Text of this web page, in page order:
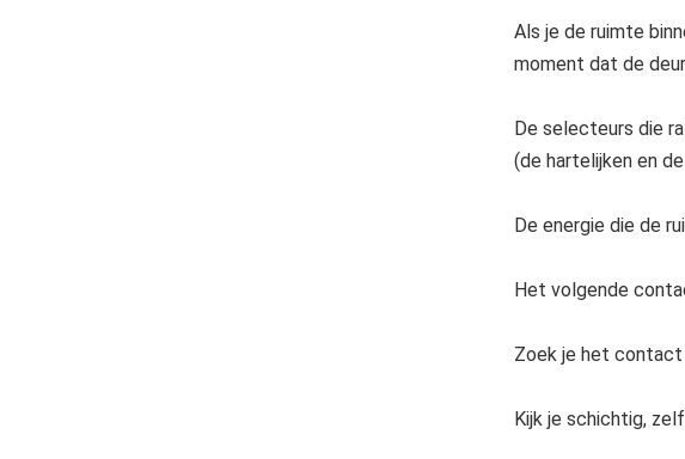
Als je de ruimte
moment dat de
De selecteurs die
(de hartelijken en
De energie die de
Het volgende
Zoek je het
Kijk je schichtig,